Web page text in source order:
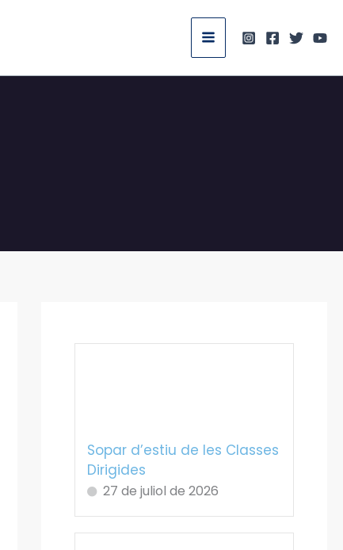
Sopar d’estiu de les Classes
Dirigides
27 de juliol de 2026